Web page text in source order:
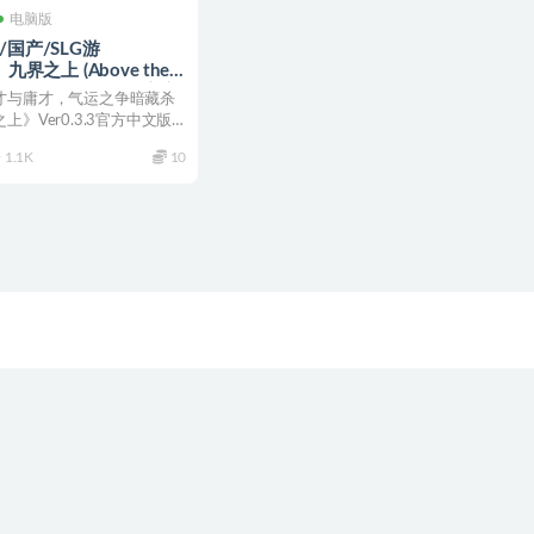
电脑版
国产/SLG游
九界之上 (Above the
Realm) Ver0.3.3 官方
SLG游戏+0.76G
与庸才，气运之争暗藏杀
上》Ver0.3.3官方中文版
1.1K
10